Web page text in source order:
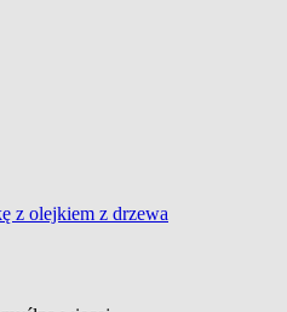
z olejkiem z drzewa